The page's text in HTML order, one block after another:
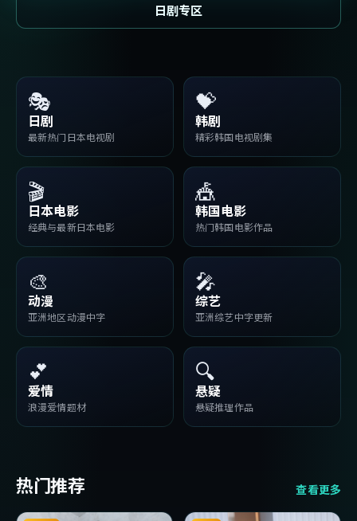
日剧专区
🎭
日剧
最新热门日本电视剧
💝
韩剧
精彩韩国电视剧集
🎬
日本电影
经典与最新日本电影
🎪
韩国电影
热门韩国电影作品
🎨
动漫
亚洲地区动漫中字
🎤
综艺
亚洲综艺中字更新
💕
爱情
浪漫爱情题材
🔍
悬疑
悬疑推理作品
热门推荐 查看更多